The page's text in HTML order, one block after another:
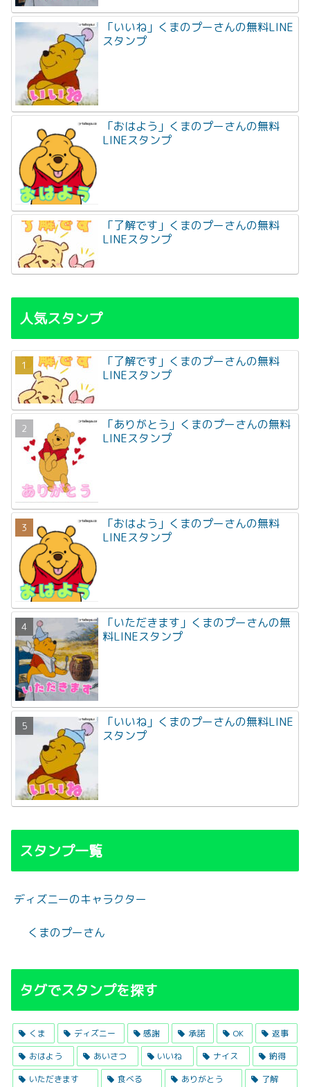
「いいね」くまのプーさんの無料LINE
スタンプ
「おはよう」くまのプーさんの無料
LINEスタンプ
「了解です」くまのプーさんの無料
LINEスタンプ
人気スタンプ
「了解です」くまのプーさんの無料
LINEスタンプ
「ありがとう」くまのプーさんの無料
LINEスタンプ
「おはよう」くまのプーさんの無料
LINEスタンプ
「いただきます」くまのプーさんの無
料LINEスタンプ
「いいね」くまのプーさんの無料LINE
スタンプ
スタンプ一覧
ディズニーのキャラクター
くまのプーさん
タグでスタンプを探す
くま ディズニー 感謝 承諾 OK
返事
おはよう
あいさつ いいね ナイス
納得
いただきます
食べる ありがとう 了解